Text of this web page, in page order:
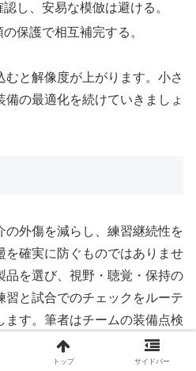
し、安易な模倣は避ける。
保護で相互補完する。
むと解像度が上がります。小さ
の最適化を続けていきましょ
の外傷を減らし、練習継続性を
を確実に防ぐものではありませ
品を選び、視野・聴覚・保持の
習と試合でのチェックをルーテ
ます。筆者はチームの装備点検
認と面ファスナーの交換基準を
ラブルを半減させてきました。
トップ サイドバー